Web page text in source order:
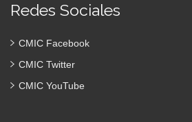
Redes Sociales
CMIC Facebook
CMIC Twitter
CMIC YouTube